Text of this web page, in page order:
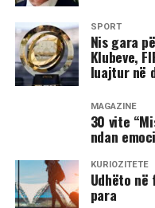
SPORT
Nis gara
Klubeve,
luajtur në
MAGAZINË
30 vite
ndan
KURIOZITETE
Udhëto në
para